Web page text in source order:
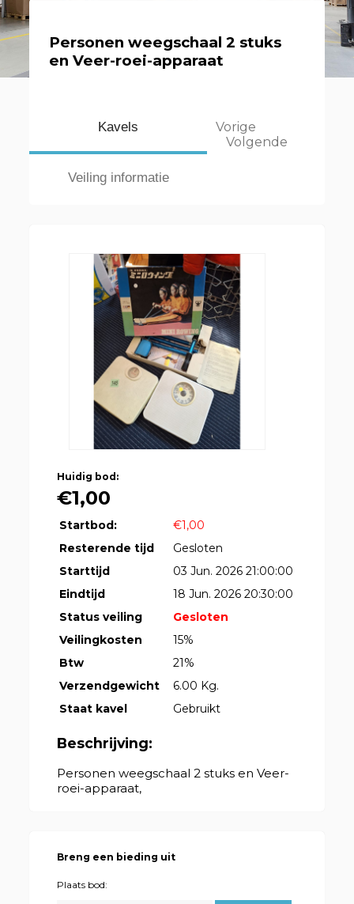
Personen weegschaal 2 stuks
en Veer-roei-apparaat
Kavels
Veiling informatie
Vorige
Volgende
Huidig bod:
€1,00
Startbod:
€1,00
Resterende tijd
Gesloten
Starttijd
03 Jun. 2026 21:00:00
Eindtijd
18 Jun. 2026 20:30:00
Status veiling
Gesloten
Veilingkosten
15%
Btw
21%
Verzendgewicht
6.00 Kg.
Staat kavel
Gebruikt
Beschrijving:
Personen weegschaal 2 stuks en Veer-
roei-apparaat,
Breng een bieding uit
Plaats bod: